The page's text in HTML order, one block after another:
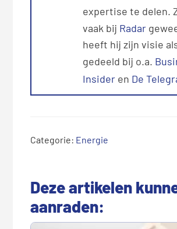
expertise te delen.
vaak bij Radar
heeft hij zijn visie
gedeeld bij o.a.
Insider en De
Categorie: Energie
Deze artikelen
aanraden: